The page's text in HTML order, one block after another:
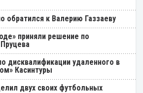
обратился к Валерию Газзаеву
приняли решение по
дисквалификации удаленного в
Касинтуры
двух своих футбольных